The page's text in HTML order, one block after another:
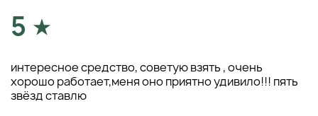
його використання. Зверніть увагу на термін придатності
та намагайтеся використати в межах цього часу для
5
интересное средство, советую взять , очень
хорошо работает,меня оно приятно удивило!!! пять
звёзд ставлю